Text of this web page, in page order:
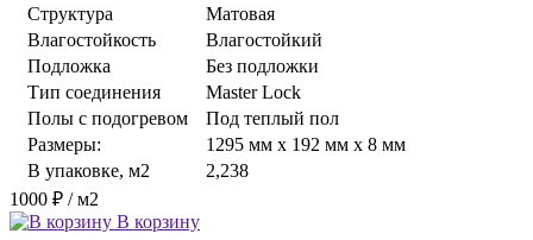
Структура
Матовая
Влагостойкость
Влагостойкий
Подложка
Без подложки
Тип соединения
Master Lock
Полы с подогревом
Под теплый пол
Размеры:
1295 мм x 192 мм x 8 мм
В упаковке, м2
2,238
1000 ₽ / м2
В корзину